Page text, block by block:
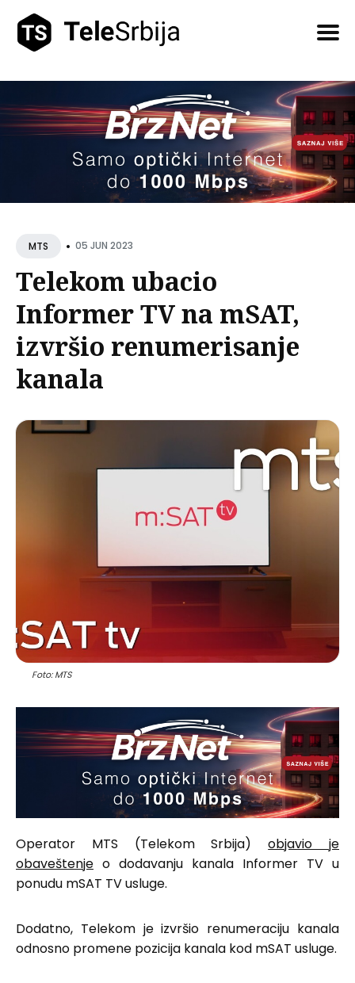
MTS • 05 JUN 2023
Telekom ubacio
Informer TV na mSAT,
izvršio renumerisanje
kanala
Foto: MTS
Operator MTS (Telekom Srbija)objavio je
obaveštenje o dodavanju kanala Informer TV u
ponudu mSAT TV usluge.
Dodatno, Telekom je izvršio renumeraciju kanala
odnosno promene pozicija kanala kod mSAT usluge.